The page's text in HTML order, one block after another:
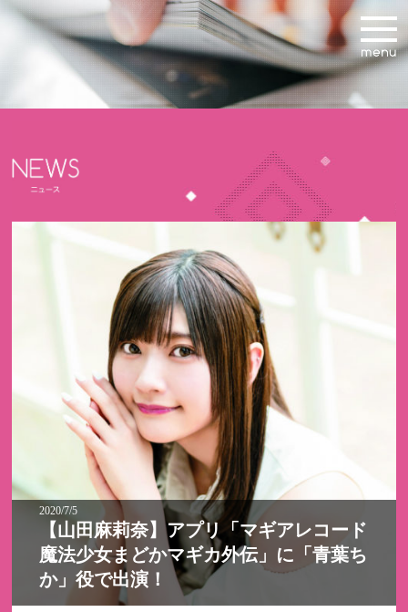
2020/7/5
【山田麻莉奈】アプリ「マギアレコード
魔法少女まどかマギカ外伝」に「青葉ち
か」役で出演！